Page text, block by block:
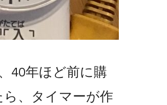
40年ほど前に購
ら、タイマーが作